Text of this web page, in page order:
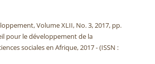
Volume XLII, No. 3, 2017, pp.
pour le développement de la
sociales en Afrique, 2017 - (ISSN :